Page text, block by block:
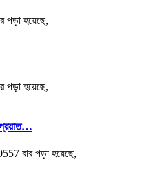
পড়া হয়েছে,
পড়া হয়েছে,
বার পড়া হয়েছে,